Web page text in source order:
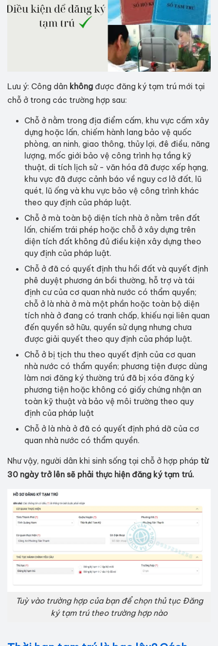
Lưu ý: Công dân không được đăng ký tạm trú mới tại
chỗ ở trong các trường hợp sau:
Chỗ ở nằm trong địa điểm cấm, khu vực cấm xây
dựng hoặc lấn, chiếm hành lang bảo vệ quốc
phòng, an ninh, giao thông, thủy lợi, đê điều, năng
lượng, mốc giới bảo vệ công trình hạ tầng kỹ
thuật, di tích lịch sử - văn hóa đã được xếp hạng,
khu vực đã được cảnh báo về nguy cơ lở đất, lũ
quét, lũ ống và khu vực bảo vệ công trình khác
theo quy định của pháp luật.
Chỗ ở mà toàn bộ diện tích nhà ở nằm trên đất
lấn, chiếm trái phép hoặc chỗ ở xây dựng trên
diện tích đất không đủ điều kiện xây dựng theo
quy định của pháp luật.
Chỗ ở đã có quyết định thu hồi đất và quyết định
phê duyệt phương án bồi thường, hỗ trợ và tái
định cư của cơ quan nhà nước có thẩm quyền;
chỗ ở là nhà ở mà một phần hoặc toàn bộ diện
tích nhà ở đang có tranh chấp, khiếu nại liên quan
đến quyền sở hữu, quyền sử dụng nhưng chưa
được giải quyết theo quy định của pháp luật.
Chỗ ở bị tịch thu theo quyết định của cơ quan
nhà nước có thẩm quyền; phương tiện được dùng
làm nơi đăng ký thường trú đã bị xóa đăng ký
phương tiện hoặc không có giấy chứng nhận an
toàn kỹ thuật và bảo vệ môi trường theo quy
định của pháp luật
Chỗ ở là nhà ở đã có quyết định phá dỡ của cơ
quan nhà nước có thẩm quyền.
Như vậy, người dân khi sinh sống tại chỗ ở hợp pháp từ
30 ngày trở lên sẽ phải thực hiện đăng ký tạm trú.
Tuỳ vào trường hợp của bạn để chọn thủ tục Đăng
ký tạm trú theo trường hợp nào